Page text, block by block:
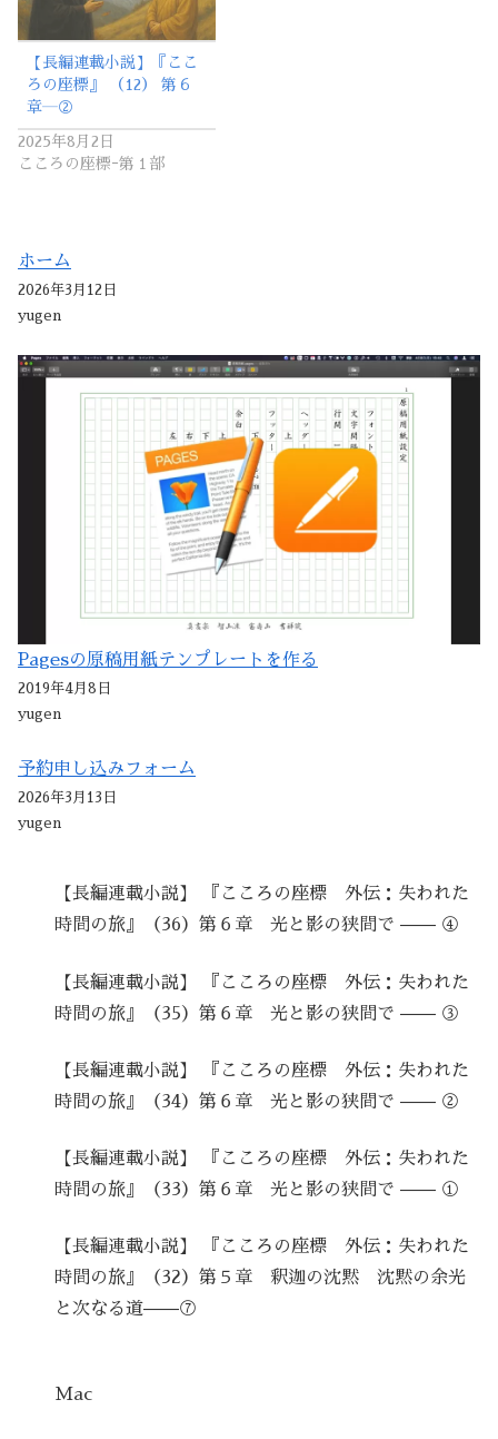
【長編連載小説】『ここ
ろの座標』 （12） 第６
章―②
2025年8月2日
こころの座標ｰ第１部
ホーム
2026年3月12日
yugen
Pagesの原稿用紙テンプレートを作る
2019年4月8日
yugen
予約申し込みフォーム
2026年3月13日
yugen
【長編連載小説】 『こころの座標 外伝：失われた
時間の旅』（36）第６章 光と影の狭間で —— ④
【長編連載小説】 『こころの座標 外伝：失われた
時間の旅』（35）第６章 光と影の狭間で —— ③
【長編連載小説】 『こころの座標 外伝：失われた
時間の旅』（34）第６章 光と影の狭間で —— ②
【長編連載小説】 『こころの座標 外伝：失われた
時間の旅』（33）第６章 光と影の狭間で —— ①
【長編連載小説】 『こころの座標 外伝：失われた
時間の旅』（32）第５章 釈迦の沈黙 沈黙の余光
と次なる道——⑦
Mac